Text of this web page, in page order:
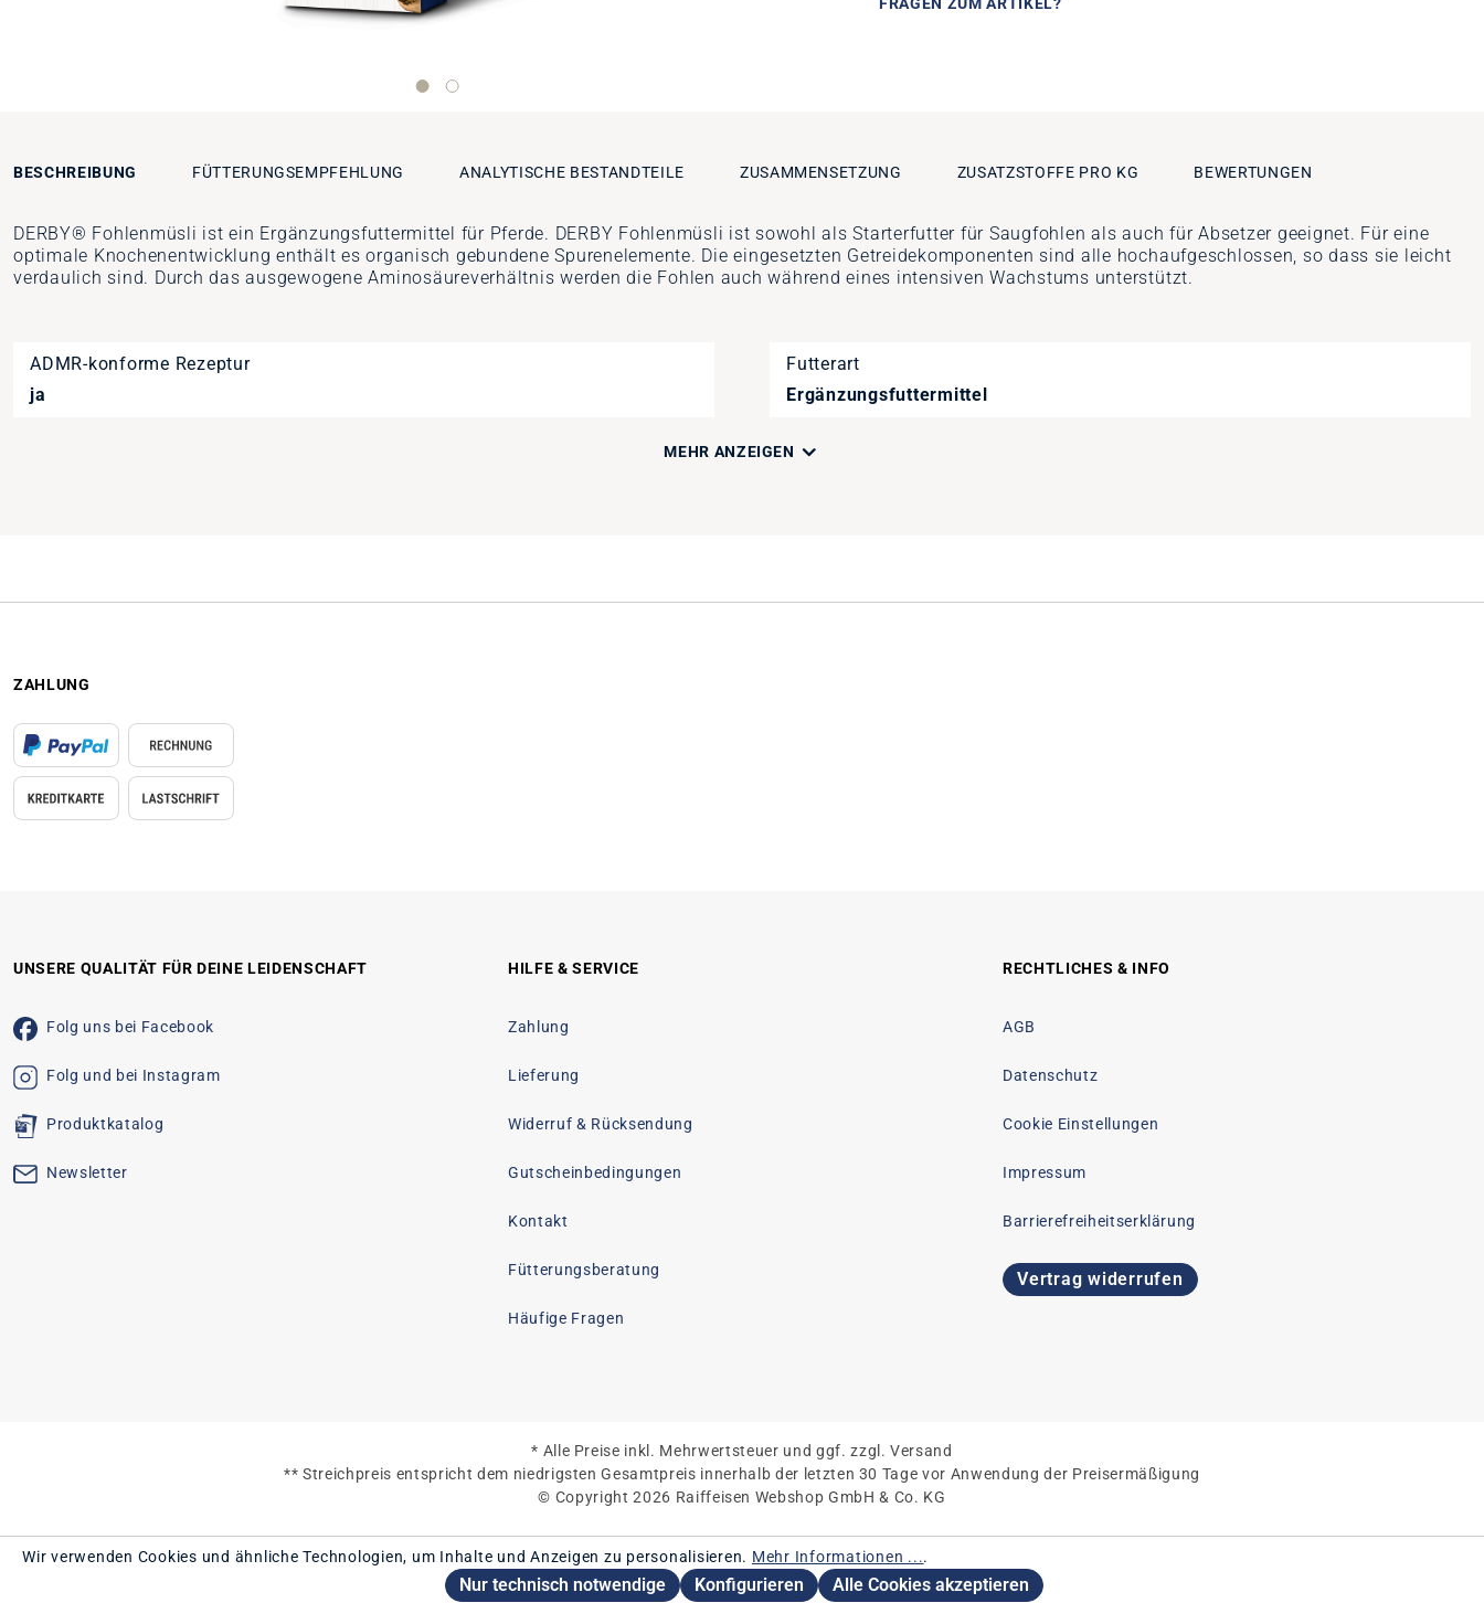
BESCHREIBUNG FÜTTERUNGSEMPFEHLUNG ANALYTISCHE BESTANDTEILE ZUSAMMENSETZUNG ZUSATZSTOFFE PRO KG BEWERTUNGEN
DERBY® Fohlenmüsli ist ein Ergänzungsfuttermittel für Pferde. DERBY Fohlenmüsli ist sowohl als Starterfutter für Saugfohlen als auch für Absetzer geeignet. Für eine
optimale Knochenentwicklung enthält es organisch gebundene Spurenelemente. Die eingesetzten Getreidekomponenten sind alle hochaufgeschlossen, so dass sie leicht
verdaulich sind. Durch das ausgewogene Aminosäureverhältnis werden die Fohlen auch während eines intensiven Wachstums unterstützt.
ADMR-konforme Rezeptur
ja
Futterart
Ergänzungsfuttermittel
Artikelnummer
MEHR ANZEIGEN
ZAHLUNG
UNSERE QUALITÄT FÜR DEINE LEIDENSCHAFT
Folg uns bei Facebook
Folg und bei Instagram
Produktkatalog
Newsletter
HILFE & SERVICE
Zahlung
Lieferung
Widerruf & Rücksendung
Gutscheinbedingungen
Kontakt
Fütterungsberatung
Häufige Fragen
RECHTLICHES & INFO
AGB
Datenschutz
Cookie Einstellungen
Impressum
Barrierefreiheitserklärung
Vertrag widerrufen
* Alle Preise inkl. Mehrwertsteuer und ggf. zzgl. Versand
** Streichpreis entspricht dem niedrigsten Gesamtpreis innerhalb der letzten 30 Tage vor Anwendung der Preisermäßigung
© Copyright 2026 Raiffeisen Webshop GmbH & Co. KG
Wir verwenden Cookies und ähnliche Technologien, um Inhalte und Anzeigen zu personalisieren. Mehr Informationen ....
Nur technisch notwendige Konfigurieren Alle Cookies akzeptieren